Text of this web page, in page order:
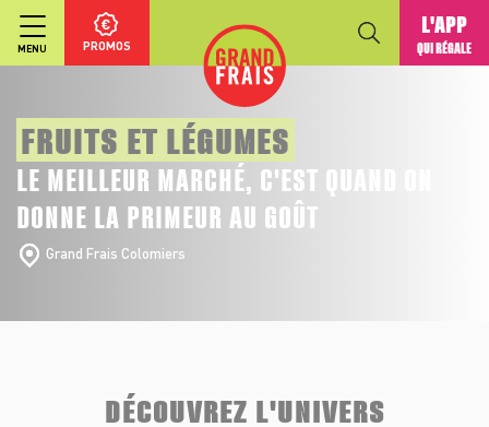
MENU PROMOS
L'APP
QUI RÉGALE
FRUITS ET LÉGUMES
LE MEILLEUR MARCHÉ, C'EST QUAND ON
DONNE LA PRIMEUR AU GOÛT
Grand Frais Colomiers
DÉCOUVREZ L'UNIVERS